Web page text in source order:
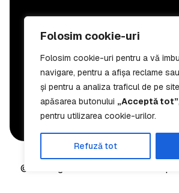
Folosim cookie-uri
Folosim cookie-uri pentru a vă
navigare, pentru a afișa reclame
și pentru a analiza traficul de pe
apăsarea butonului „Acceptă tot”
pentru utilizarea cookie-urilor.
Refuză tot
© 2026 green-wash.ro Toate